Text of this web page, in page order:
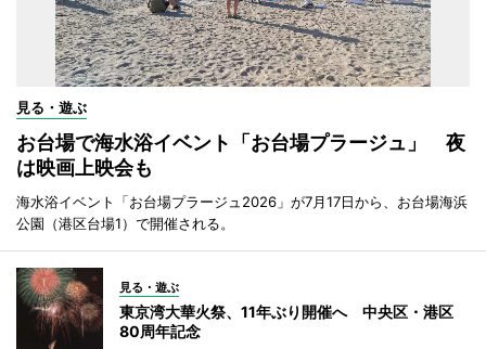
見る・遊ぶ
お台場で海水浴イベント「お台場プラージュ」 夜
は映画上映会も
海水浴イベント「お台場プラージュ2026」が7月17日から、お台場海浜
公園（港区台場1）で開催される。
見る・遊ぶ
東京湾大華火祭、11年ぶり開催へ 中央区・港区
80周年記念